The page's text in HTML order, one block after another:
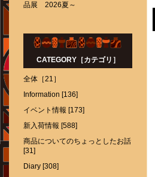
品展 2026夏～
CATEGORY［カテゴリ］
全体［21］
Information [136]
イベント情報 [173]
新入荷情報 [588]
商品についてのちょっとしたお話
[31]
Diary [308]